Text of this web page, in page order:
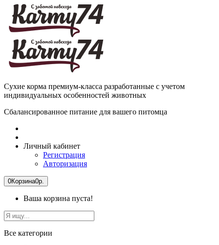
Сухие корма премиум-класса разработанные с учетом
индивидуальных особенностей животных
Сбалансированное питание для вашего питомца
Личный кабинет
Регистрация
Авторизация
0Корзина0р.
Ваша корзина пуста!
Все категории